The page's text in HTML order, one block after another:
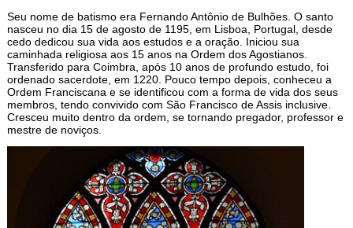
Seu nome de batismo era Fernando Antônio de Bulhões. O santo
nasceu no dia 15 de agosto de 1195, em Lisboa, Portugal, desde
cedo dedicou sua vida aos estudos e a oração. Iniciou sua
caminhada religiosa aos 15 anos na Ordem dos Agostianos.
Transferido para Coimbra, após 10 anos de profundo estudo, foi
ordenado sacerdote, em 1220. Pouco tempo depois, conheceu a
Ordem Franciscana e se identificou com a forma de vida dos seus
membros, tendo convivido com São Francisco de Assis inclusive.
Cresceu muito dentro da ordem, se tornando pregador, professor e
mestre de noviços.